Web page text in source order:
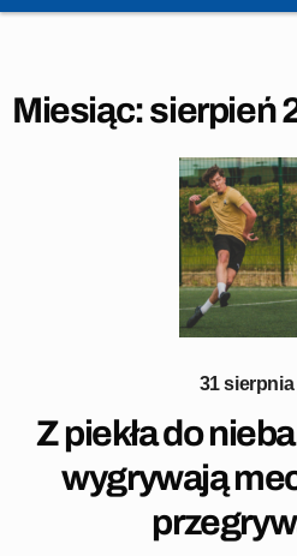
Miesiąc:sierpień
31 sierpnia
Z piekła do
wygrywają